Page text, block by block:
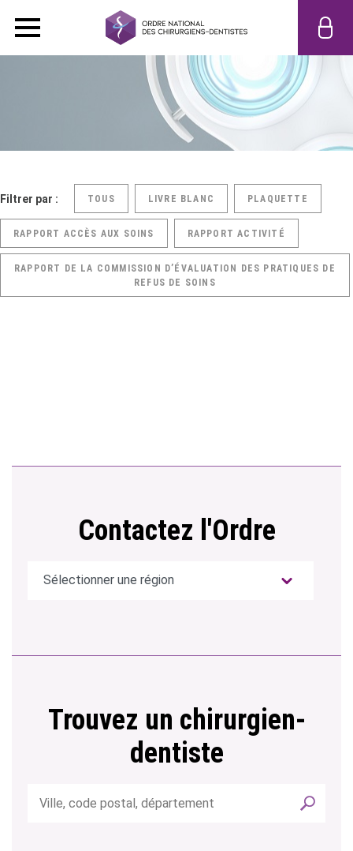
Filtrer par : TOUS LIVRE BLANC PLAQUETTE
RAPPORT ACCÈS AUX SOINS RAPPORT ACTIVITÉ
RAPPORT DE LA COMMISSION D’ÉVALUATION DES PRATIQUES DE
REFUS DE SOINS
Contactez l'Ordre
Trouvez un chirurgien-
dentiste